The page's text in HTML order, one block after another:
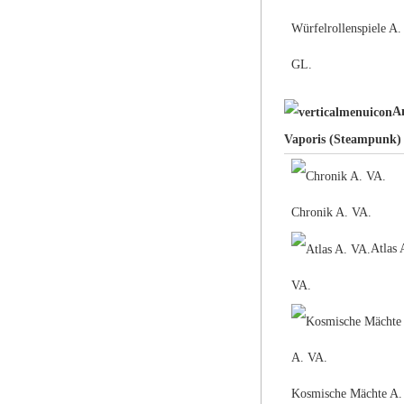
Würfelrollenspiele A.
GL.
Vaporis (Steampunk)
Chronik A. VA.
Atlas
VA.
Kosmische Mächte A.